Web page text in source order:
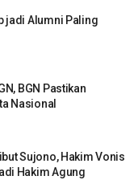
jadi Alumni Paling
BGN Pastikan
Nasional
Sujono, Hakim Vonis
Hakim Agung